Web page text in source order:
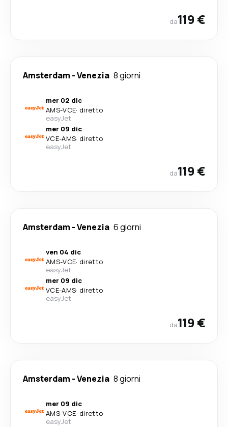
da119 €
Amsterdam -Venezia 8 giorni
mer 02 dic
AMS-VCE· diretto
easyJet
mer 09 dic
VCE-AMS· diretto
easyJet
da119 €
Amsterdam -Venezia 6 giorni
ven 04 dic
AMS-VCE· diretto
easyJet
mer 09 dic
VCE-AMS· diretto
easyJet
da119 €
Amsterdam -Venezia 8 giorni
mer 09 dic
AMS-VCE· diretto
easyJet